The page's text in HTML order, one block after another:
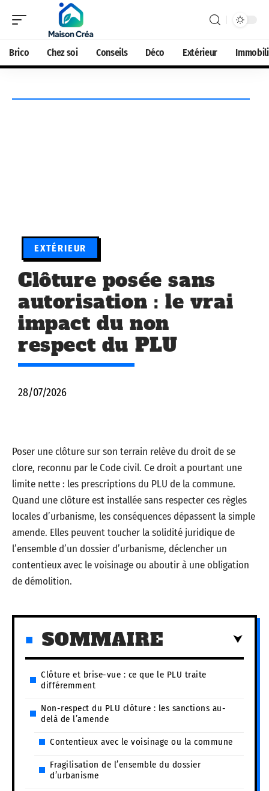
Brico Chez soi Conseils Déco Extérieur
EXTÉRIEUR
Clôture posée sans
autorisation : le vrai
impact du non
respect du PLU
28/07/2026
Poser une clôture sur son terrain relève du droit de se
clore, reconnu par le Code civil. Ce droit a pourtant une
limite nette : les prescriptions du PLU de la commune.
Quand une clôture est installée sans respecter ces règles
locales d’urbanisme, les conséquences dépassent la simple
amende. Elles peuvent toucher la solidité juridique de
l’ensemble d’un dossier d’urbanisme, déclencher un
contentieux avec le voisinage ou aboutir à une obligation
de démolition.
SOMMAIRE
Clôture et brise-vue : ce que le PLU traite
différemment
Non-respect du PLU clôture : les sanctions au-
delà de l’amende
Contentieux avec le voisinage ou la commune
Fragilisation de l’ensemble du dossier
d’urbanisme